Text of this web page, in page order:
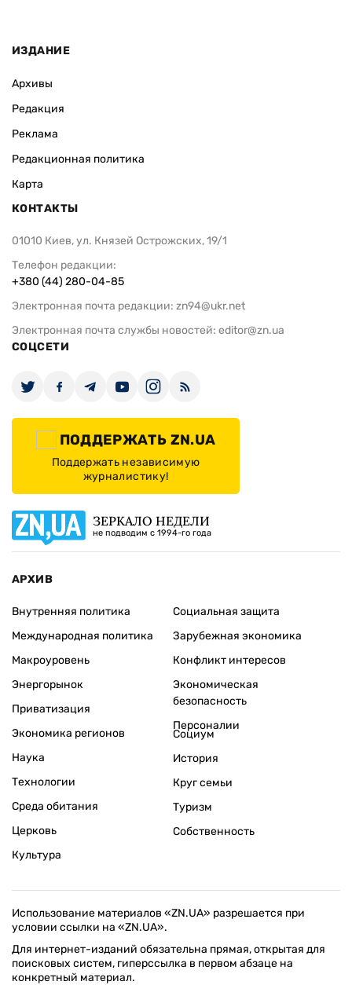
ИЗДАНИЕ
Архивы
Редакция
Реклама
Редакционная политика
Карта
КОНТАКТЫ
01010 Киев, ул. Князей Острожских, 19/1
Телефон редакции:
+380 (44) 280-04-85
Электронная почта редакции: zn94@ukr.net
Электронная почта службы новостей: editor@zn.ua
СОЦСЕТИ
ПОДДЕРЖАТЬ ZN.UA
Поддержать независимую
журналистику!
ЗЕРКАЛО НЕДЕЛИ
не подводим с 1994-го года
АРХИВ
Внутренняя политика
Международная политика
Макроуровень
Энергорынок
Приватизация
Экономика регионов
Социальная защита
Зарубежная экономика
Конфликт интересов
Экономическая
безопасность
Персоналии
Наука
Технологии
Среда обитания
Церковь
Культура
Социум
История
Круг семьи
Туризм
Собственность
Использование материалов «ZN.UA» разрешается при
условии ссылки на «ZN.UA».
Для интернет-изданий обязательна прямая, открытая для
поисковых систем, гиперссылка в первом абзаце на
конкретный материал.